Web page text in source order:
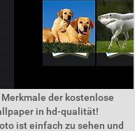
der kostenlose
in hd-qualität!
ist einfach zu sehen und